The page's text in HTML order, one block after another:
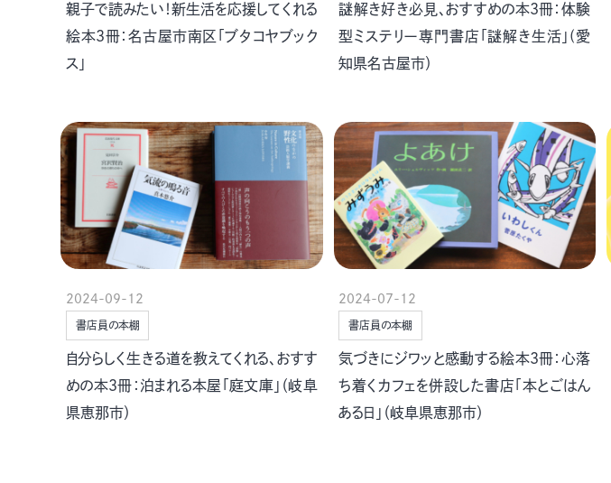
親子で読みたい！新生活を応援してくれる
絵本３冊：名古屋市南区「ブタコヤブック
ス」
謎解き好き必見、おすすめの本３冊：体験
型ミステリー専門書店「謎解き生活」(愛
知県名古屋市）
2024-09-12
書店員の本棚
自分らしく生きる道を教えてくれる、おすす
めの本３冊：泊まれる本屋「庭文庫」（岐阜
県恵那市）
2024-07-12
書店員の本棚
気づきにジワッと感動する絵本３冊：心落
ち着くカフェを併設した書店「本とごはん
ある日」（岐阜県恵那市）